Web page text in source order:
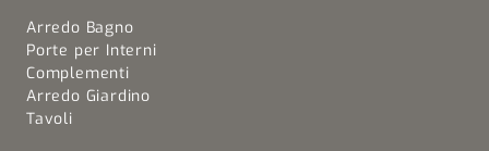
Arredo Bagno
Porte per Interni
Complementi
Arredo Giardino
Tavoli